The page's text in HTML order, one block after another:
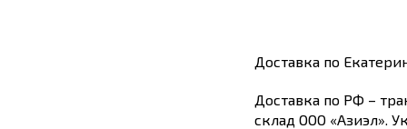
Доставка по
Доставка по РФ –
склад ООО «Азиэл».